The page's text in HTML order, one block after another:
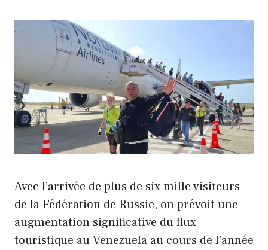
Avec l’arrivée de plus de six mille visiteurs
de la Fédération de Russie, on prévoit une
augmentation significative du flux
touristique au Venezuela au cours de l’année